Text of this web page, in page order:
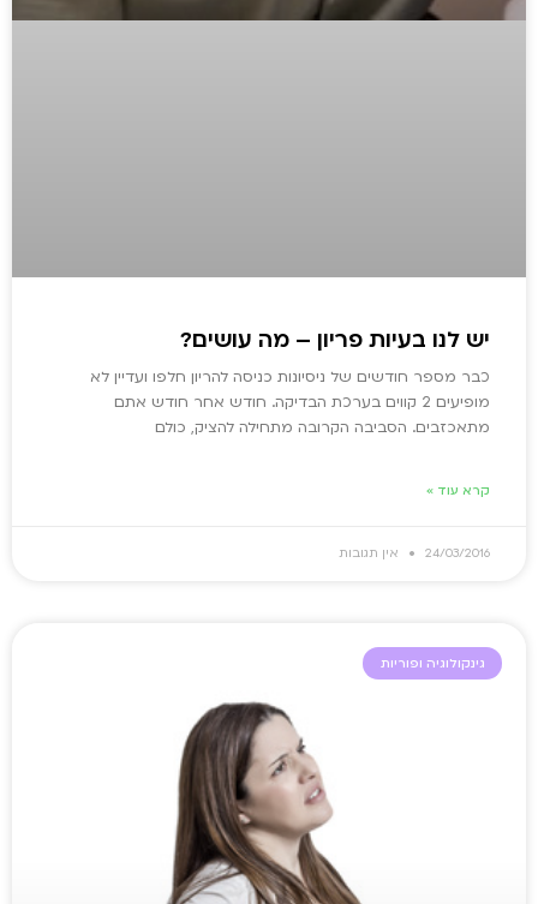
יש לנו בעיות פריון – מה עושים?
כבר מספר חודשים של ניסיונות כניסה להריון חלפו ועדיין לא
מופיעים 2 קווים בערכת הבדיקה. חודש אחר חודש אתם
מתאכזבים. הסביבה הקרובה מתחילה להציק, כולם
קרא עוד »
24/03/2016 אין תגובות
גינקולוגיה ופוריות